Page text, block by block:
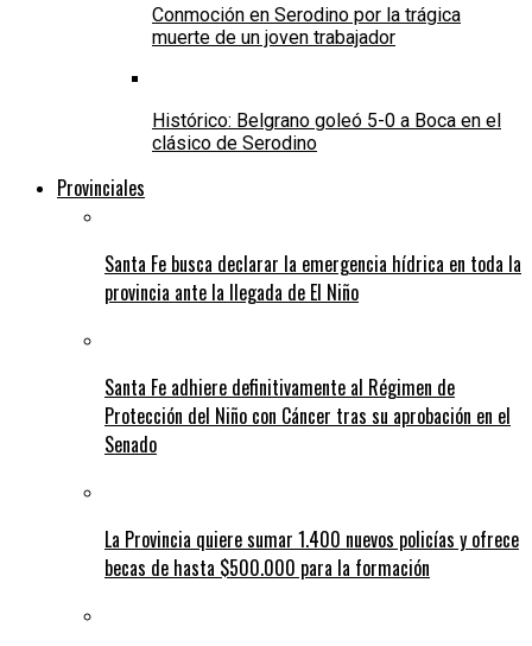
Conmoción en Serodino por la trágica
muerte de un joven trabajador
Histórico: Belgrano goleó 5-0 a Boca en el
clásico de Serodino
Provinciales
Santa Fe busca declarar la emergencia hídrica en toda la
provincia ante la llegada de El Niño
Santa Fe adhiere definitivamente al Régimen de
Protección del Niño con Cáncer tras su aprobación en el
Senado
La Provincia quiere sumar 1.400 nuevos policías y ofrece
becas de hasta $500.000 para la formación